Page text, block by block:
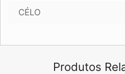
CÉLO
Produtos